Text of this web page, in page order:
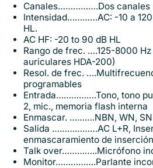
Canales…………….Dos canales
Intensidad…………AC: -10 a 120
HL.
AC HF: -20 to 90 dB HL
Rango de frec. ….125-8000
auriculares HDA-200)
Resol. de frec.
programables
Entrada…………….Tono, tono
2, mic., memoria flash interna
Enmascar. ……….NBN, WN, SN
Salida ………………AC L+R,
enmascaramiento de
Talk over…………..Micrófono
Monitor…………….Parlante